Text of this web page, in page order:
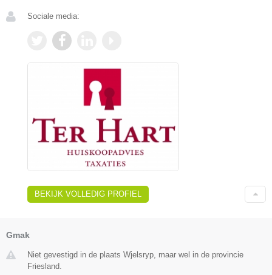
Sociale media:
BEKIJK VOLLEDIG PROFIEL
Gmak
Niet gevestigd in de plaats Wjelsryp, maar wel in de provincie
Friesland.